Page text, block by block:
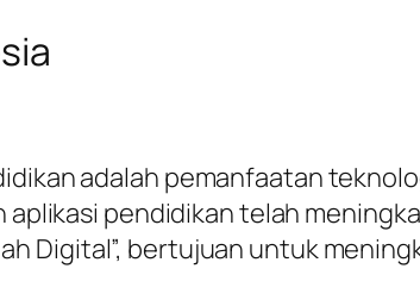
adalah pemanfaatan
pendidikan telah
Digital”, bertujuan untuk